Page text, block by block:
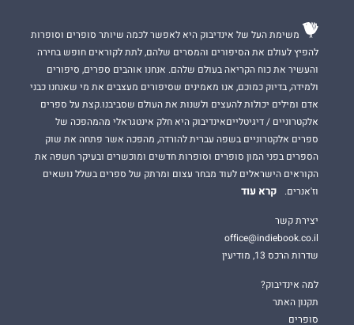
משימת העל של אינדיבוק היא לאפשר לכמה שיותר סופרים וסופרות
להפיץ לעולם את הסיפורים והמסרים שלהם, לתת לקוראים חופש בחירה
והעשיר את כוח הקריאה בעולם שלהם. אנחנו אוהבים ספרים, סיפורים
ולמידה, בדיוק כמוכם, אנו מאמינים שסיפורים מעצבים את מי שאנחנו כבני
אדם ומילים יכולות להעצים ולשנות את העולם שסביבנו.קצת על ספרים
אלקטרוניים / דיגיטלייםאינדיבוק היא חלק אינטגראלי מהמהפכה של
ספרים אלקטרוניים בשפה עברית להורדה, מהפכה אשר פתחה את שוק
הספרים בפני המון סופרים וסופרות חדשים ומוכשרים ובעיקר חשפה את
הקוראים הישראלים לעוד מבחר עצום ומרתק של ספרים בשלל נושאים
וז'אנרים.
קרא עוד
יצירת קשר
office@indiebook.co.il
שדרות הרכס 13, מודיעין
למה אינדיבוק?
תקנון האתר
סופרים